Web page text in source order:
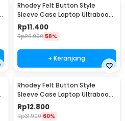
Rhodey Felt Button Style
Sleeve Case Laptop Ultrabook
11 Inch - DA58
Rp11.400
Rp26.900 58%
+ Keranjang
Rhodey Felt Button Style
Sleeve Case Laptop Ultrabook
15 Inch - DA58
Rp12.800
Rp31.900 60%